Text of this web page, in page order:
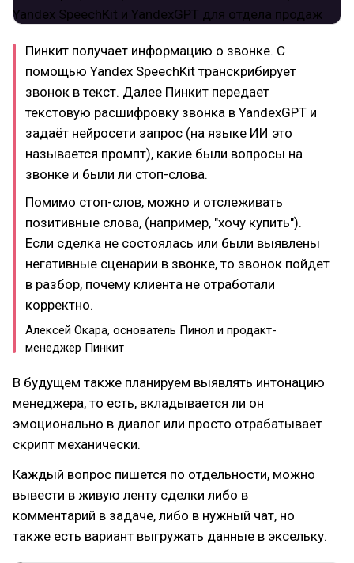
Пинкит получает информацию о звонке. С
помощью Yandex SpeechKit транскрибирует
звонок в текст. Далее Пинкит передает
текстовую расшифровку звонка в YandexGPT и
задаёт нейросети запрос (на языке ИИ это
называется промпт), какие были вопросы на
звонке и были ли стоп-слова.
Помимо стоп-слов, можно и отслеживать
позитивные слова, (например, "хочу купить").
Если сделка не состоялась или были выявлены
негативные сценарии в звонке, то звонок пойдет
в разбор, почему клиента не отработали
корректно.
Алексей Окара, основатель Пинол и продакт-
менеджер Пинкит
В будущем также планируем выявлять интонацию
менеджера, то есть, вкладывается ли он
эмоционально в диалог или просто отрабатывает
скрипт механически.
Каждый вопрос пишется по отдельности, можно
вывести в живую ленту сделки либо в
комментарий в задаче, либо в нужный чат, но
также есть вариант выгружать данные в эксельку.